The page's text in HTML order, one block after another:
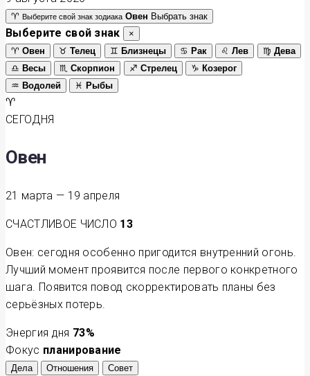
♈ Выберите свой знак зодиака Овен Выбрать знак
Выберите свой знак
×
♈ Овен ♉ Телец ♊ Близнецы ♋ Рак ♌ Лев ♍ Дева
♎ Весы ♏ Скорпион ♐ Стрелец ♑ Козерог
♒ Водолей ♓ Рыбы
♈
СЕГОДНЯ
Овен
21 марта — 19 апреля
СЧАСТЛИВОЕ ЧИСЛО 13
Овен: сегодня особенно пригодится внутренний огонь.
Лучший момент проявится после первого конкретного
шага. Появится повод скорректировать планы без
серьёзных потерь.
Энергия дня 73%
Фокус планирование
Дела Отношения Совет